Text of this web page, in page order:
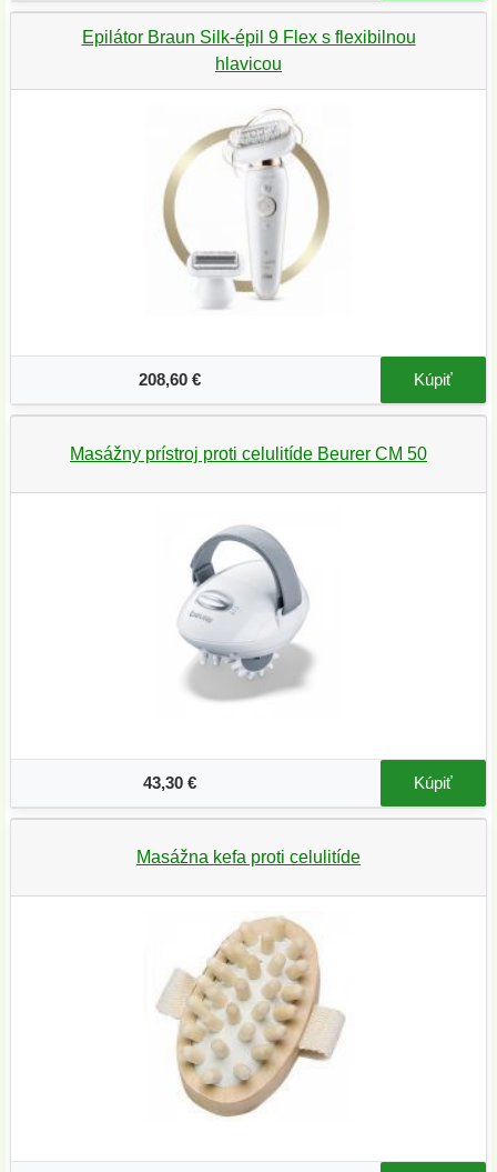
Epilátor Braun Silk-épil 9 Flex s flexibilnou
hlavicou
208,60 € Kúpiť
Masážny prístroj proti celulitíde Beurer CM 50
43,30 € Kúpiť
Masážna kefa proti celulitíde